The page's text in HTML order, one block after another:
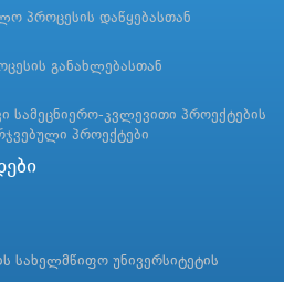
პროცესის დაწყებასთან
განახლებასთან
სამეცნიერო-კვლევითი პროექტების
პროექტები
სახელმწიფო უნივერსიტეტის